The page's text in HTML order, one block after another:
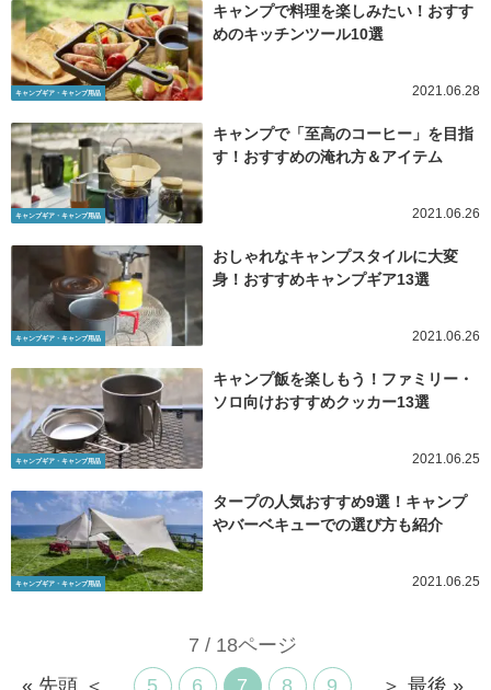
キャンプギア・キャンプ用品
キャンプで料理を楽しみたい！おすす
めのキッチンツール10選
2021.06.28
キャンプギア・キャンプ用品
キャンプで「至高のコーヒー」を目指
す！おすすめの淹れ方＆アイテム
2021.06.26
キャンプギア・キャンプ用品
おしゃれなキャンプスタイルに大変
身！おすすめキャンプギア13選
2021.06.26
キャンプギア・キャンプ用品
キャンプ飯を楽しもう！ファミリー・
ソロ向けおすすめクッカー13選
2021.06.25
キャンプギア・キャンプ用品
タープの人気おすすめ9選！キャンプ
やバーベキューでの選び方も紹介
2021.06.25
7 / 18ページ
« 先頭 ＜ 5 6 7 8 9 ＞ 最後 »